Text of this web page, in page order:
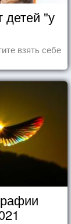
детей "у
взять себе